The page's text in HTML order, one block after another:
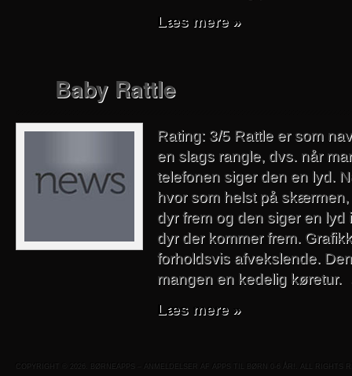
Læs mere »
Baby Rattle
Rating: 3/5 Rattle er som
en slags rangle, dvs. når
telefonen siger den en lyd.
hvor som helst på
dyr frem og den siger en lyd
dyr der kommer frem.
forholdsvis afvekslende.
mangen en kedelig
Læs mere »
COPYRIGHT © 2026. BØRNEAPPS – ANMELDELSER AF APPS TIL BØRN 0-6 ÅR!. ALL RIGHTS